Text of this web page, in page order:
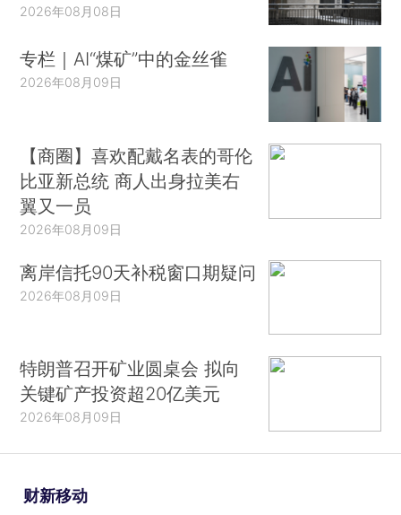
2026年08月08日
专栏｜AI“煤矿”中的金丝雀
2026年08月09日
【商圈】喜欢配戴名表的哥伦
比亚新总统 商人出身拉美右
翼又一员
2026年08月09日
离岸信托90天补税窗口期疑问
2026年08月09日
特朗普召开矿业圆桌会 拟向
关键矿产投资超20亿美元
2026年08月09日
财新移动